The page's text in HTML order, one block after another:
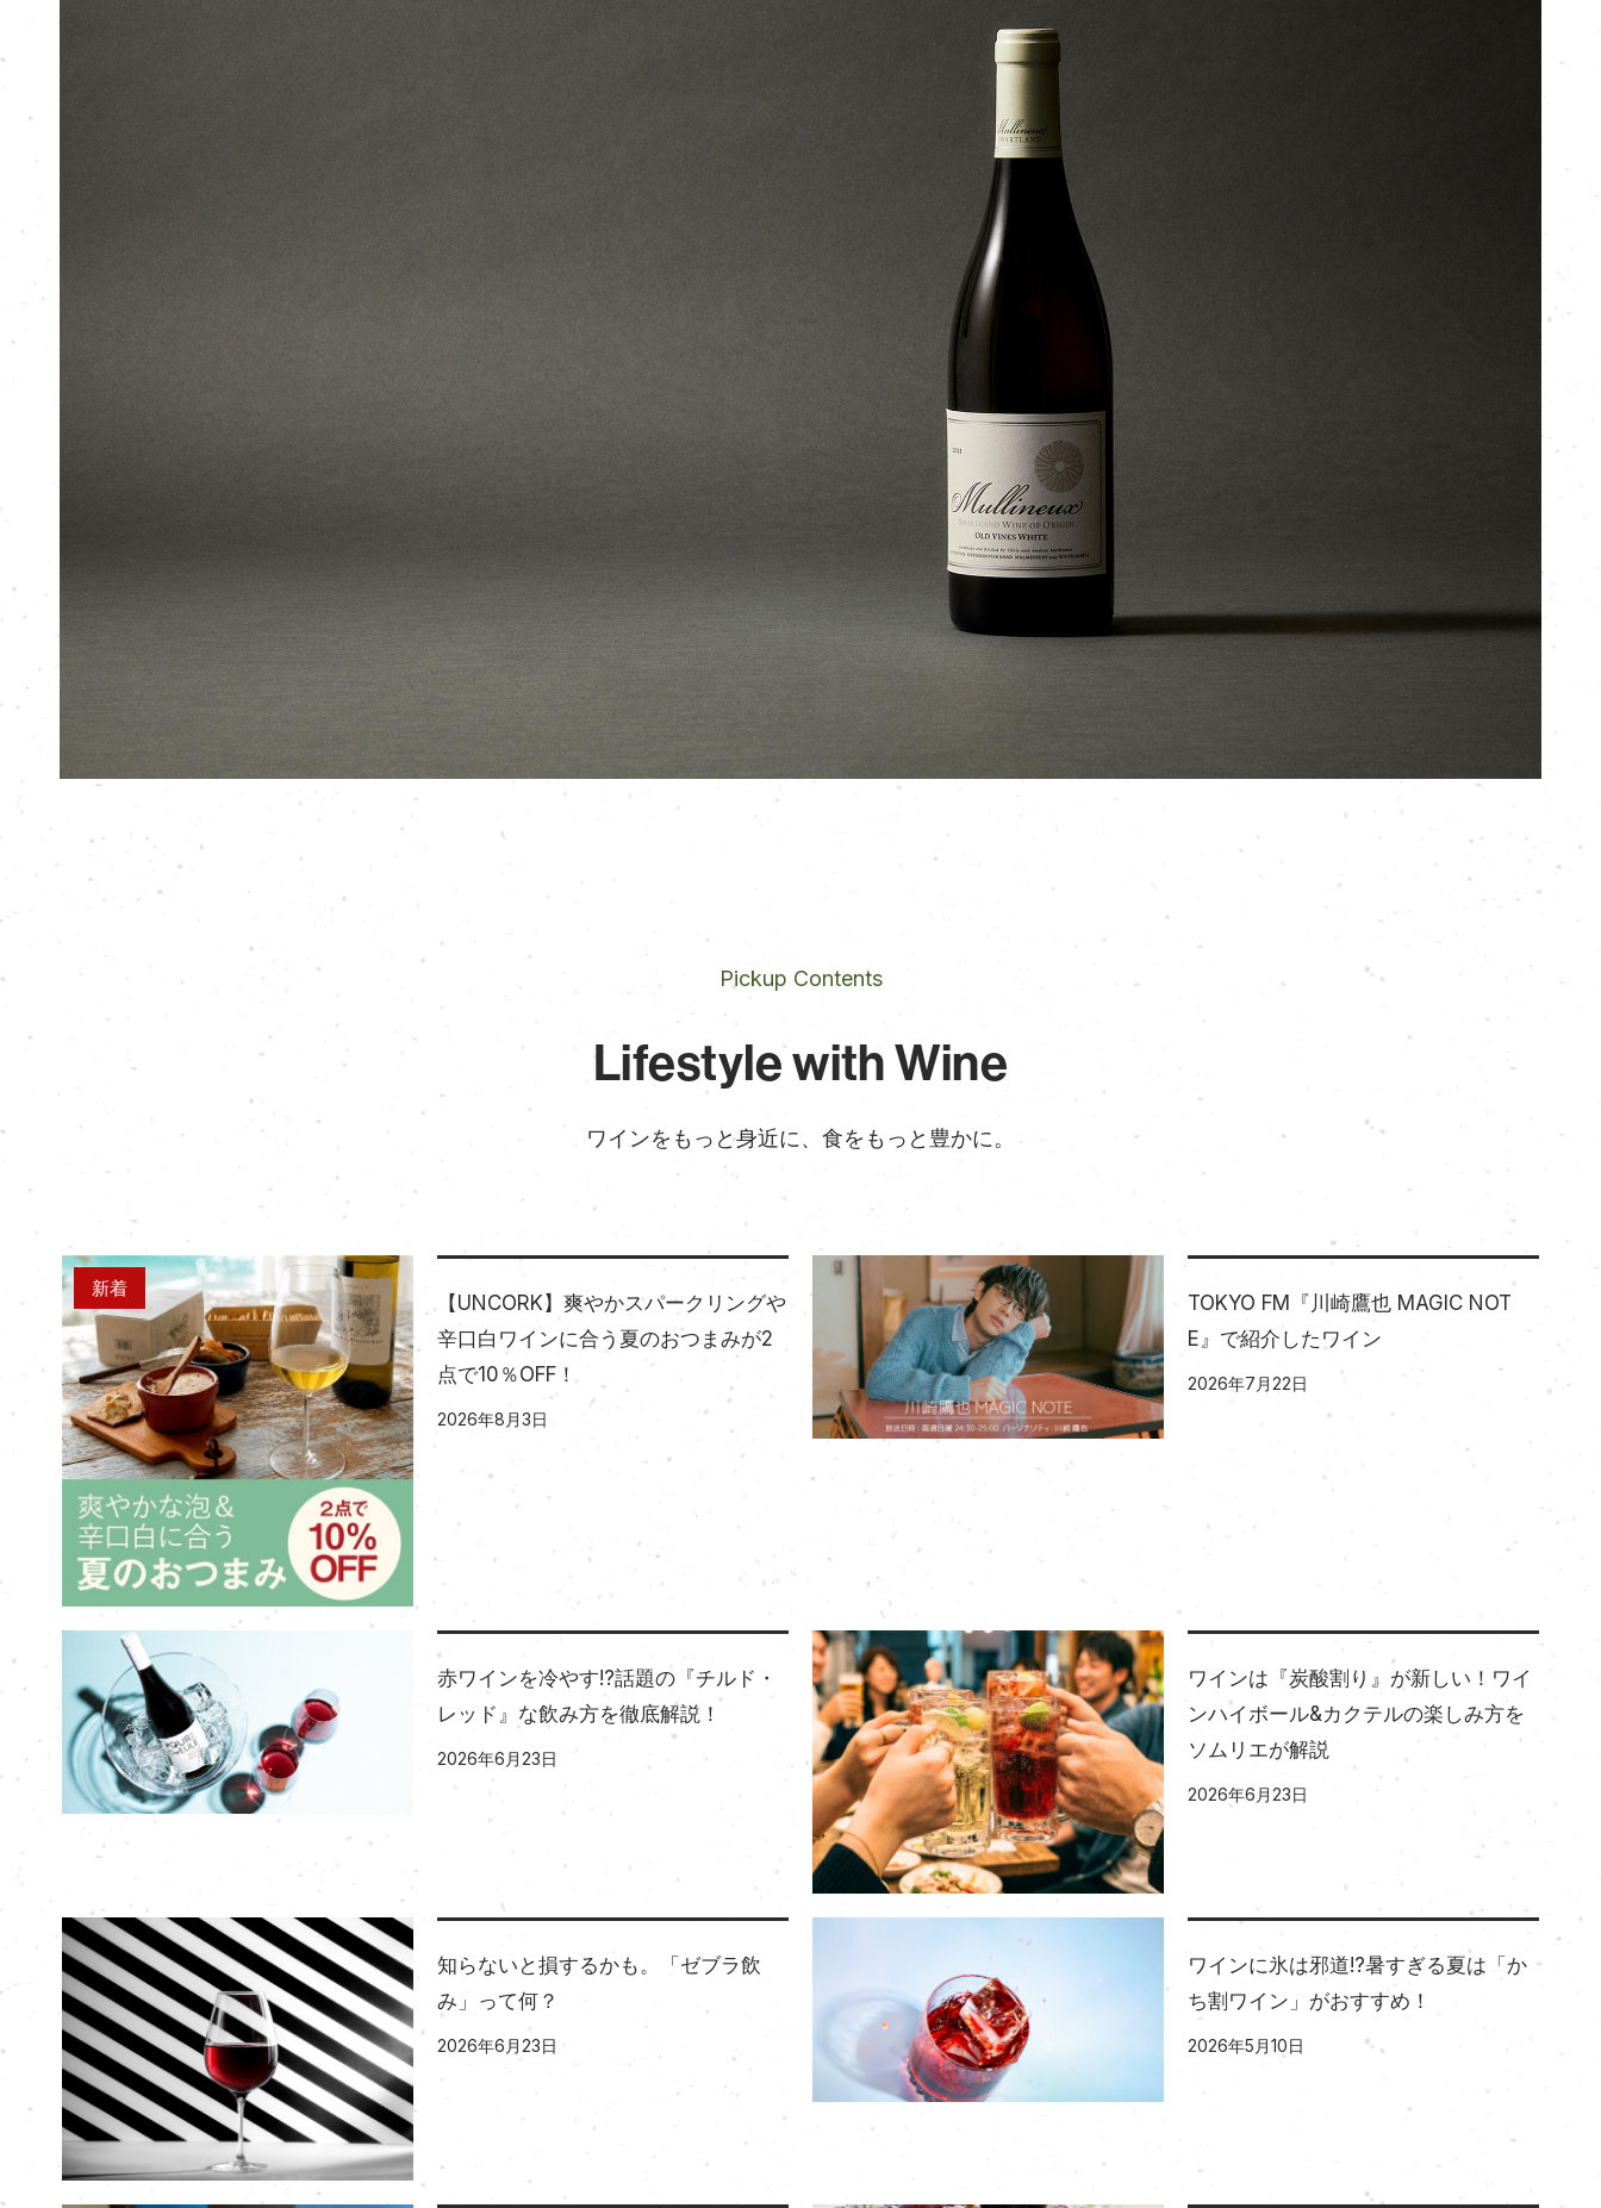
Pickup Contents
Lifestyle with Wine
ワインをもっと身近に、食をもっと豊かに。
新着
【UNCORK】爽やかスパークリングや
辛口白ワインに合う夏のおつまみが2
点で10％OFF！
2026年8月3日
TOKYO FM『川崎鷹也 MAGIC NOT
E』で紹介したワイン
2026年7月22日
赤ワインを冷やす!?話題の『チルド・
レッド』な飲み方を徹底解説！
2026年6月23日
ワインは『炭酸割り』が新しい！ワイ
ンハイボール&カクテルの楽しみ方を
ソムリエが解説
2026年6月23日
知らないと損するかも。「ゼブラ飲
み」って何？
2026年6月23日
ワインに氷は邪道!?暑すぎる夏は「か
ち割ワイン」がおすすめ！
2026年5月10日